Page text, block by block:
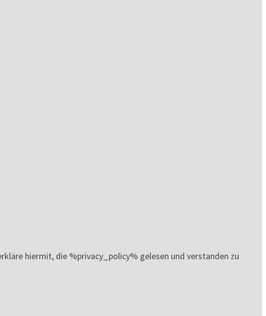
hiermit, die %privacy_policy% gelesen und verstanden zu